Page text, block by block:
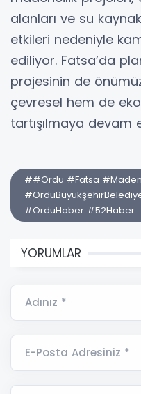
alanları ve su
etkileri nedeniyle
ediliyor. Fatsa’da
projesinin de
çevresel hem de
tartışılmaya devam
##Ordu #Fatsa
#OrduHaber #52Haber
YORUMLAR
Adınız *
E-Posta Adresiniz *